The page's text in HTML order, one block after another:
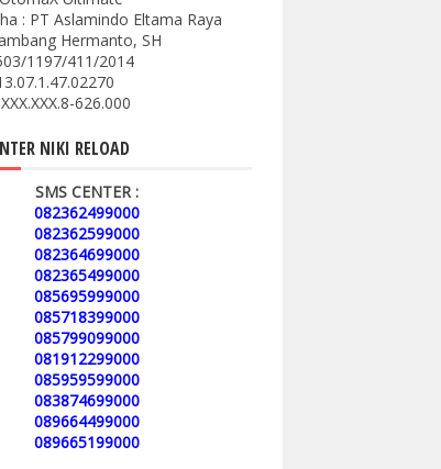
: PT Aslamindo Eltama Raya
Hermanto, SH
1197/411/2014
626.000
NIKI RELOAD
SMS CENTER :
082362499000
082362599000
082364699000
082365499000
085695999000
085718399000
085799099000
081912299000
085959599000
083874699000
089664499000
089665199000